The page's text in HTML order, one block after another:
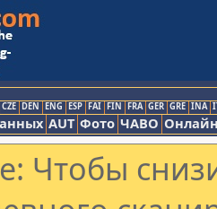
CZE DEN ENG ESP FAI FIN FRA GER GRE INA
AUT Фото ЧАВО
Чтобы